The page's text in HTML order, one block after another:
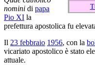
nomini di papa
Pio XI la
prefettura apostolica fu
Il 23 febbraio 1956, con la
vicariato apostolico è stato
attuale.